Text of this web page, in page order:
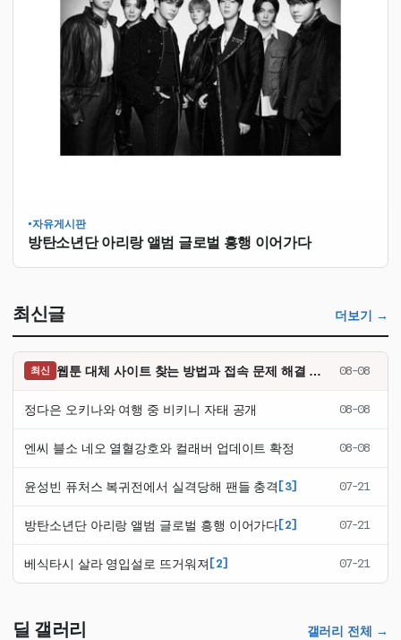
●자유게시판
방탄소년단 아리랑 앨범 글로벌 흥행 이어가다
최신글 더보기 →
최신 웹툰 대체 사이트 찾는 방법과 접속 문제 해결 과정 08-08
정다은 오키나와 여행 중 비키니 자태 공개 08-08
엔씨 블소 네오 열혈강호와 컬래버 업데이트 확정 08-08
윤성빈 퓨처스 복귀전에서 실격당해 팬들 충격 [3] 07-21
방탄소년단 아리랑 앨범 글로벌 흥행 이어가다[2] 07-21
베식타시 살라 영입설로 뜨거워져 [2] 07-21
딜 갤러리 갤러리 전체 →